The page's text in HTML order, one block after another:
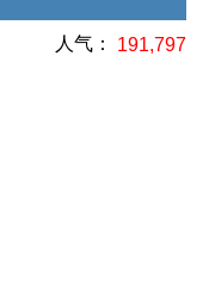
人气： 191,797